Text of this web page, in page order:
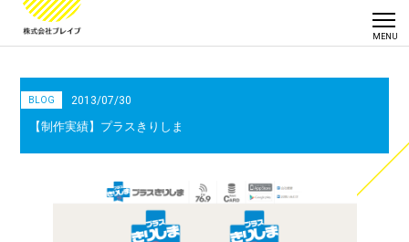
BLOG 2013/07/30
【制作実績】プラスきりしま